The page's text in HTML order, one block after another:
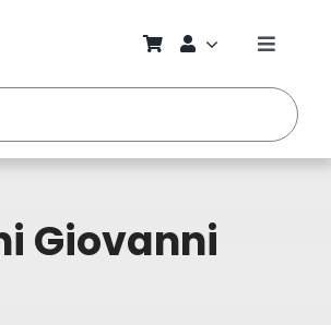
Toggle
Chi
Giovanni